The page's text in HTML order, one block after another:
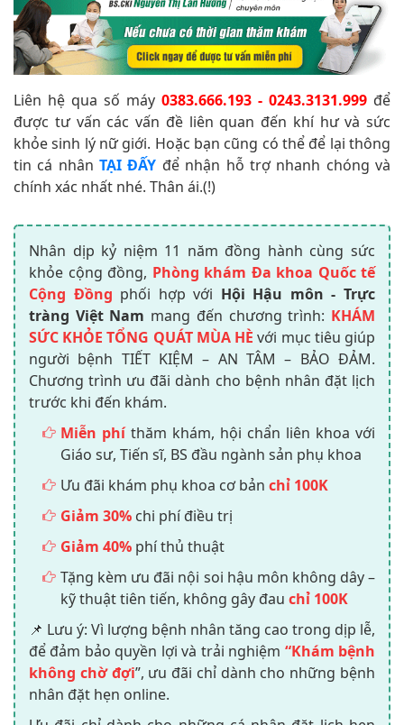
Liên hệ qua số máy 0383.666.193 - 0243.3131.999 để
được tư vấn các vấn đề liên quan đến khí hư và sức
khỏe sinh lý nữ giới. Hoặc bạn cũng có thể để lại thông
tin cá nhânTẠI ĐẤY để nhận hỗ trợ nhanh chóng và
chính xác nhất nhé. Thân ái.(!)
Nhân dịp kỷ niệm 11 năm đồng hành cùng sức
khỏe cộng đồng, Phòng khám Đa khoa Quốc tế
Cộng Đồng phối hợp với Hội Hậu môn - Trực
tràng Việt Nam mang đến chương trình: KHÁM
SỨC KHỎE TỔNG QUÁT MÙA HÈ với mục tiêu giúp
người bệnh TIẾT KIỆM – AN TÂM – BẢO ĐẢM.
Chương trình ưu đãi dành cho bệnh nhân đặt lịch
trước khi đến khám.
Miễn phíthăm khám, hội chẩn liên khoa với
Giáo sư, Tiến sĩ, BS đầu ngành sản phụ khoa
Ưu đãi khám phụ khoa cơ bản chỉ 100K
Giảm 30% chi phí điều trị
Giảm 40% phí thủ thuật
Tặng kèm ưu đãi nội soi hậu môn không dây –
kỹ thuật tiên tiến, không gây đau chỉ 100K
📌 Lưu ý: Vì lượng bệnh nhân tăng cao trong dịp lễ,
để đảm bảo quyền lợi và trải nghiệm “Khám bệnh
không chờ đợi”, ưu đãi chỉ dành cho những bệnh
nhân đặt hẹn online.